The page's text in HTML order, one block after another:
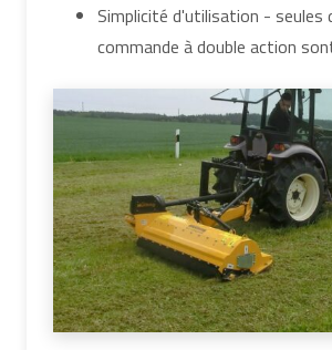
Simplicité d'utilisation - seules
commande à double action